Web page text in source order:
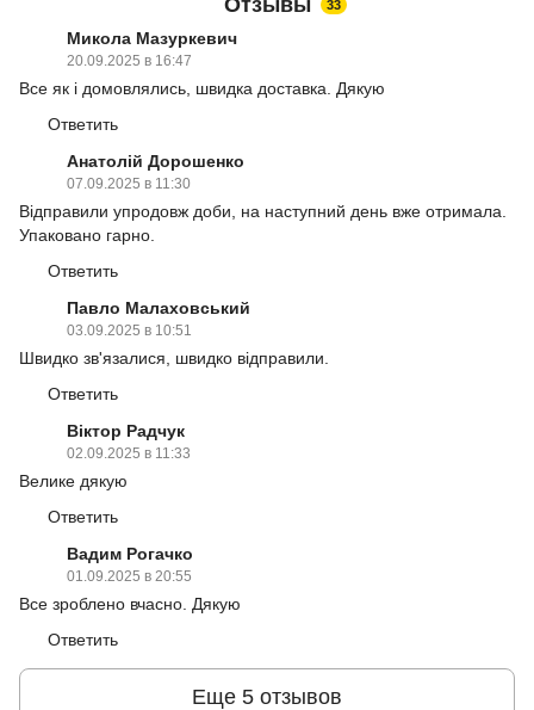
Отзывы 33
Микола Мазуркевич
20.09.2025 в 16:47
Все як і домовлялись, швидка доставка. Дякую
Ответить
Анатолій Дорошенко
07.09.2025 в 11:30
Відправили упродовж доби, на наступний день вже отримала.
Упаковано гарно.
Ответить
Павло Малаховський
03.09.2025 в 10:51
Швидко зв'язалися, швидко відправили.
Ответить
Віктор Радчук
02.09.2025 в 11:33
Велике дякую
Ответить
Вадим Рогачко
01.09.2025 в 20:55
Все зроблено вчасно. Дякую
Ответить
Еще 5 отзывов